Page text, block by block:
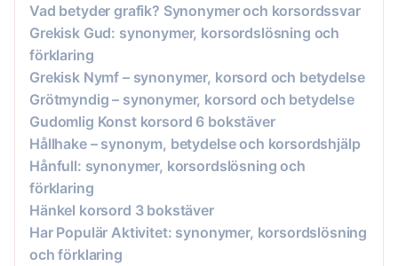
Vad betyder grafik? Synonymer och korsordssvar
Grekisk Gud: synonymer, korsordslösning och
förklaring
Grekisk Nymf – synonymer, korsord och betydelse
Grötmyndig – synonymer, korsord och betydelse
Gudomlig Konst korsord 6 bokstäver
Hållhake – synonym, betydelse och korsordshjälp
Hånfull: synonymer, korsordslösning och
förklaring
Hänkel korsord 3 bokstäver
Har Populär Aktivitet: synonymer, korsordslösning
och förklaring